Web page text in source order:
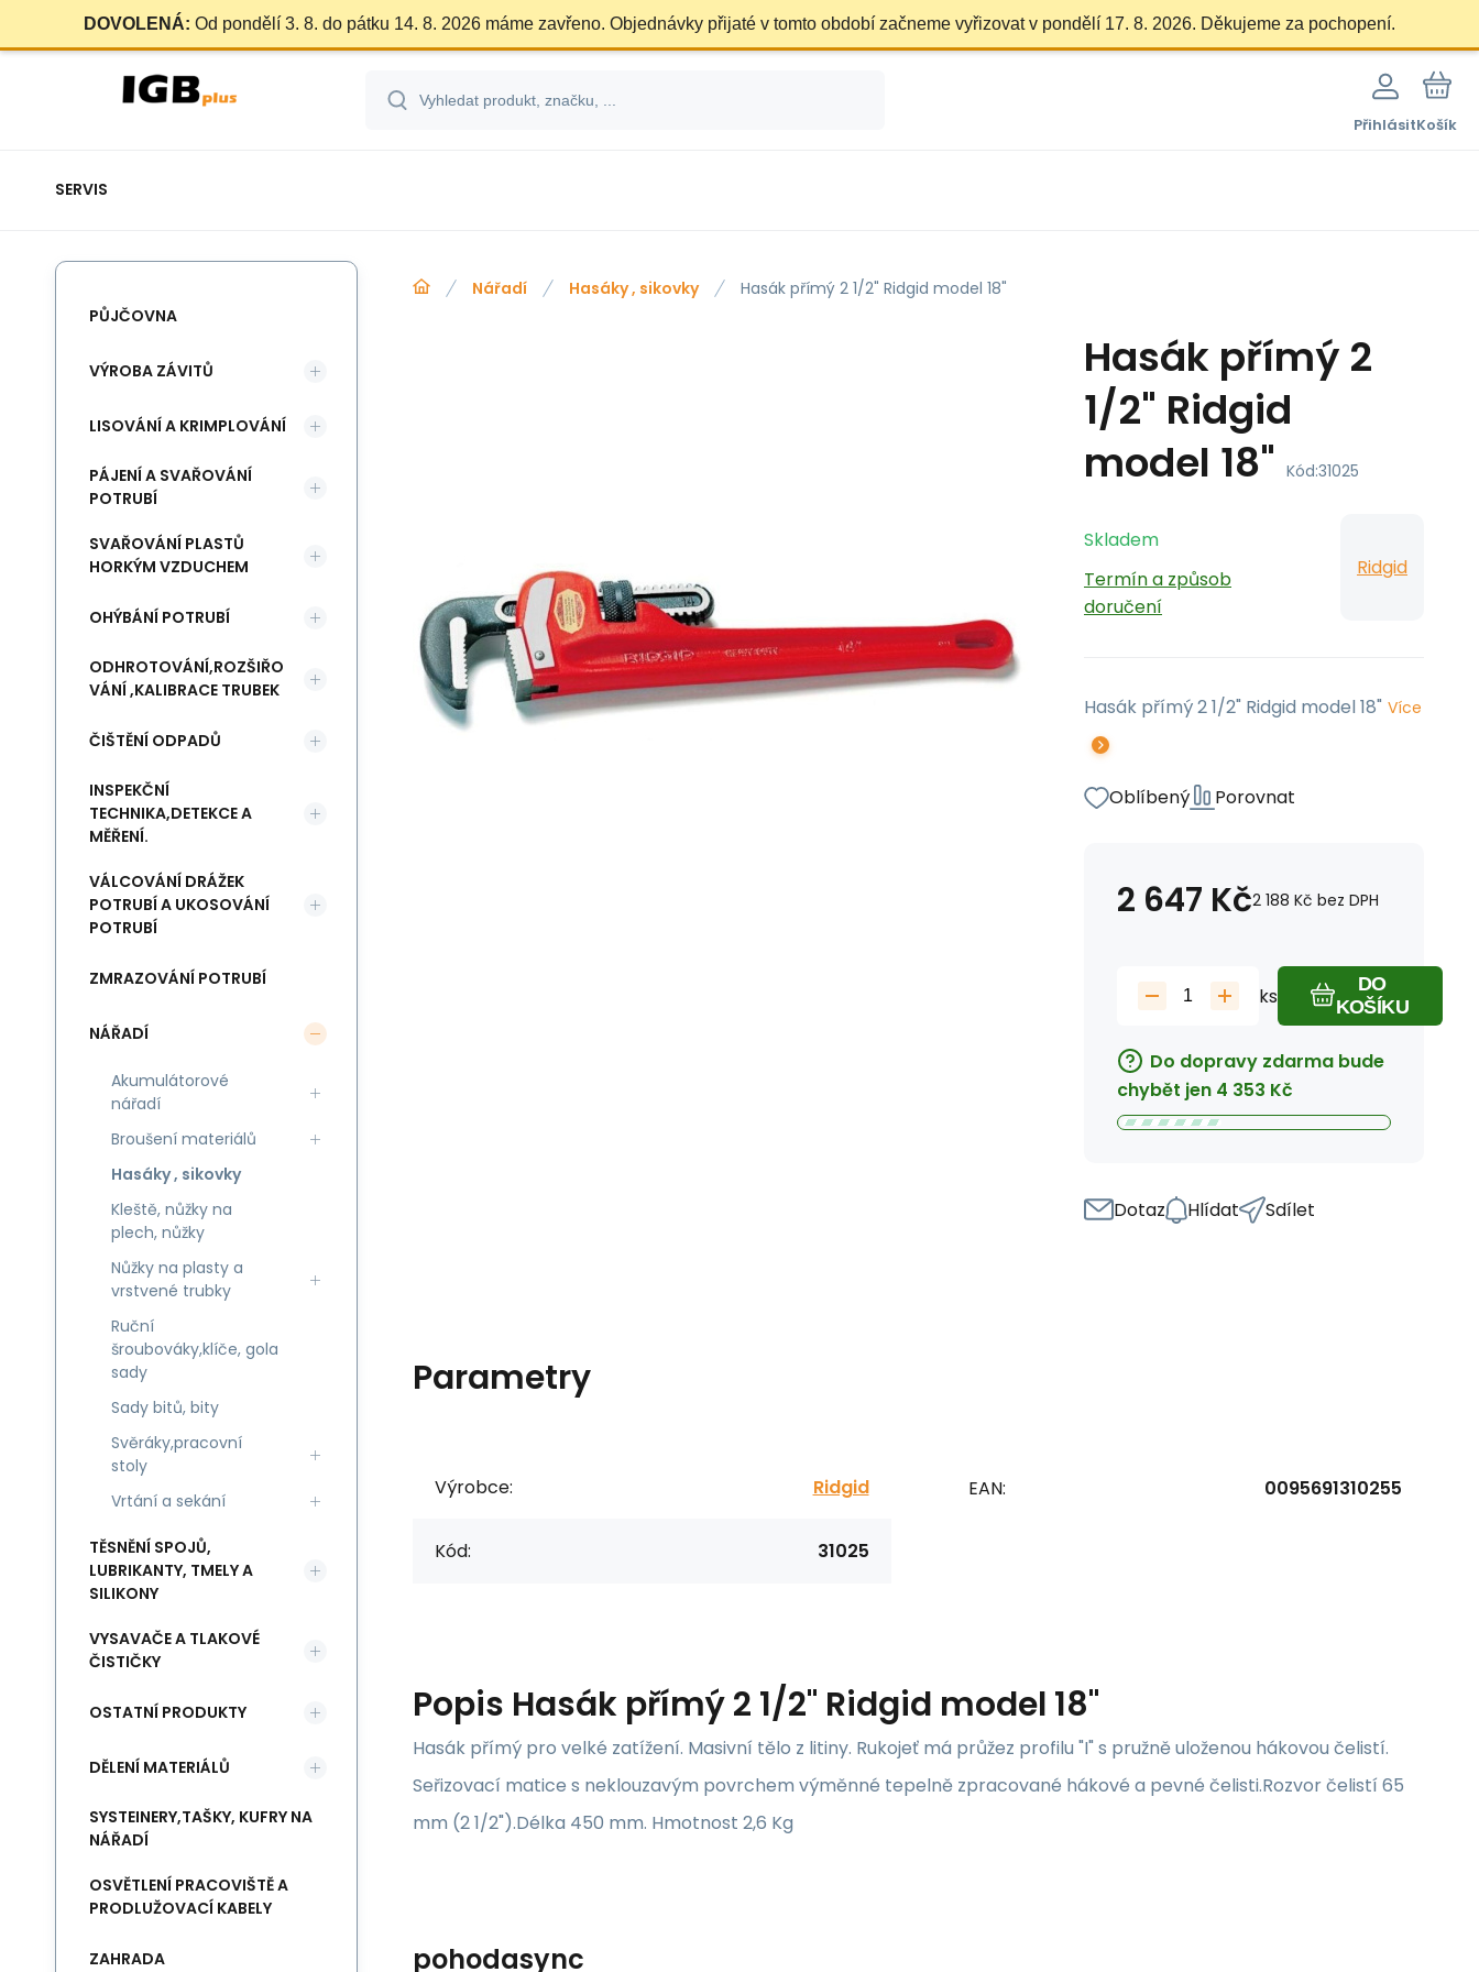
DOVOLENÁ: Od pondělí 3. 8. do pátku 14. 8. 2026 máme zavřeno. Objednávky přijaté v tomto období začneme vyřizovat v pondělí 17. 8. 2026. Děkujeme za pochopení.
PřihlásitKošík
SERVIS
Nářadí Hasáky , sikovky Hasák přímý 2 1/2" Ridgid model 18"
Hasák přímý 2
1/2" Ridgid
model 18" Kód:31025
Skladem
Termín a způsob
doručení
Ridgid
Hasák přímý 2 1/2" Ridgid model 18" Více
Oblíbený Porovnat
2 647 Kč2 188 Kč bez DPH
ks
DO
KOŠÍKU
Do dopravy zdarma bude
chybět jen 4 353 Kč
Dotaz Hlídat Sdílet
Parametry
Výrobce: Ridgid
Kód: 31025
EAN: 0095691310255
Popis Hasák přímý 2 1/2" Ridgid model 18"
Hasák přímý pro velké zatížení. Masivní tělo z litiny. Rukojeť má průžez profilu "I" s pružně uloženou hákovou čelistí.
Seřizovací matice s neklouzavým povrchem výměnné tepelně zpracované hákové a pevné čelisti.Rozvor čelistí 65
mm (2 1/2").Délka 450 mm. Hmotnost 2,6 Kg
pohodasync
PŮJČOVNA
VÝROBA ZÁVITŮ
LISOVÁNÍ A KRIMPLOVÁNÍ
PÁJENÍ A SVAŘOVÁNÍ
POTRUBÍ
SVAŘOVÁNÍ PLASTŮ
HORKÝM VZDUCHEM
OHÝBÁNÍ POTRUBÍ
ODHROTOVÁNÍ,ROZŠIŘO
VÁNÍ ,KALIBRACE TRUBEK
ČIŠTĚNÍ ODPADŮ
INSPEKČNÍ
TECHNIKA,DETEKCE A
MĚŘENÍ.
VÁLCOVÁNÍ DRÁŽEK
POTRUBÍ A UKOSOVÁNÍ
POTRUBÍ
ZMRAZOVÁNÍ POTRUBÍ
NÁŘADÍ
Akumulátorové
nářadí
Broušení materiálů
Hasáky , sikovky
Kleště, nůžky na
plech, nůžky
Nůžky na plasty a
vrstvené trubky
Ruční
šroubováky,klíče, gola
sady
Sady bitů, bity
Svěráky,pracovní
stoly
Vrtání a sekání
TĚSNĚNÍ SPOJŮ,
LUBRIKANTY, TMELY A
SILIKONY
VYSAVAČE A TLAKOVÉ
ČISTIČKY
OSTATNÍ PRODUKTY
DĚLENÍ MATERIÁLŮ
SYSTEINERY,TAŠKY, KUFRY NA
NÁŘADÍ
OSVĚTLENÍ PRACOVIŠTĚ A
PRODLUŽOVACÍ KABELY
ZAHRADA